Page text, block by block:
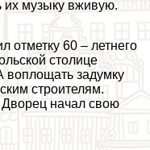
их музыку вживую.
отметку 60 – летнего
столице
задумку
строителям.
Дворец начал свою